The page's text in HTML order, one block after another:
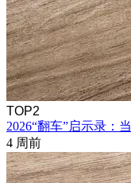
TOP2
2026“翻车”启示录：
4 周前